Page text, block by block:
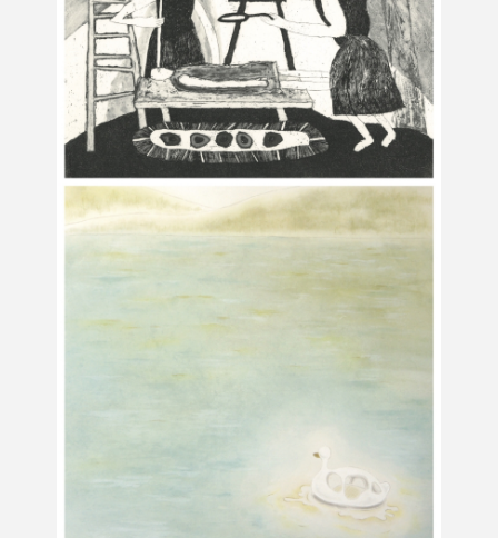
FAQ
Terms of use
Privacy policy
Management company
Contact